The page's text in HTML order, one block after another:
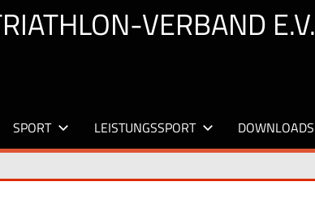
VERBAND E.V.
SPORT LEISTUNGSSPORT DOWNLOADS